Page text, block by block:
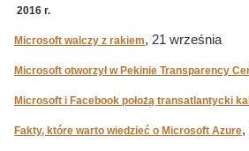
2016 r.
Microsoft walczy z rakiem, 21 września
Microsoft otworzył w Pekinie Transparency
Microsoft i Facebook położą transatlantycki
Fakty, które warto wiedzieć o Microsoft Azure,